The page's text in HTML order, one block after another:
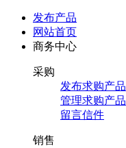
发布产品
网站首页
商务中心
采购
发布求购产品
管理求购产品
留言信件
销售